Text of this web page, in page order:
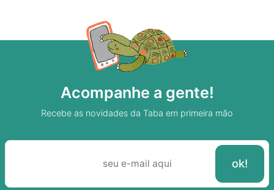
Acompanhe a gente!
Recebe as novidades da Taba em primeira mão